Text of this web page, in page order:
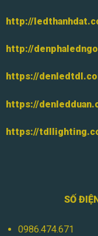
http://
http://
https://
https://
https://
SỐ
0986.474.671